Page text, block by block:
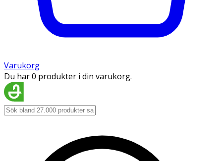
Varukorg
Du har 0 produkter i din varukorg.